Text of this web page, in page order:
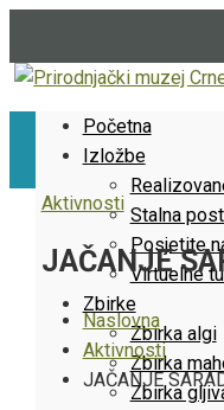
Početna
Izložbe
Stalna
Posjetite
Virtuelne
Zbirke
Zbirka algi
Zbirka
Zbirka
Aktivnosti
JAČANJE
Naslovna
Aktivnosti
JAČANJE